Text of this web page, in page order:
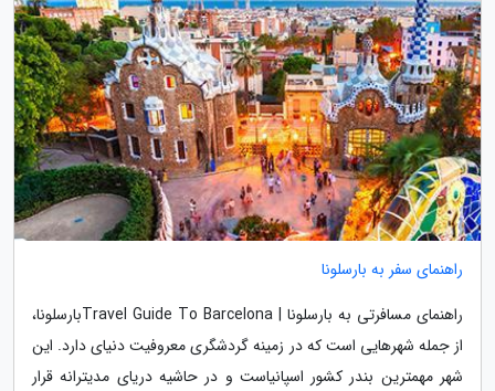
راهنمای سفر به بارسلونا
راهنمای مسافرتی به بارسلونا | Travel Guide To Barcelonaبارسلونا،
از جمله شهرهایی است که در زمینه گردشگری معروفیت دنیای دارد. این
شهر مهمترین بندر کشور اسپانیاست و در حاشیه دریای مدیترانه قرار